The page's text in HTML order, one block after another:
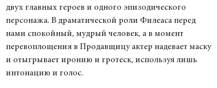
двух главных героев и одного эпизодического
персонажа. В драматической роли Филеаса перед
нами спокойный, мудрый человек, а в момент
перевоплощения в Продавщицу актер надевает маску
и отыгрывает иронию и гротеск, используя лишь
интонацию и голос.